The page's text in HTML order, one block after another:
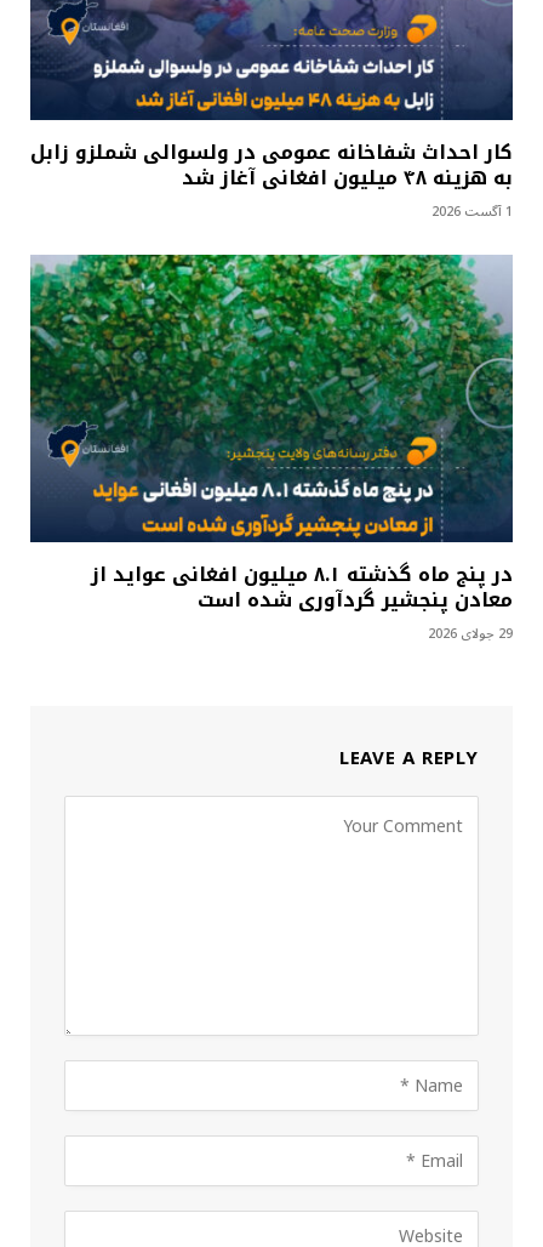
کار احداث شفاخانه عمومی در ولسوالی شملزو زابل
به هزینه ۴۸ میلیون افغانی آغاز شد
1 آگست 2026
در پنج ماه گذشته ۸.۱ میلیون افغانی عواید از
معادن پنجشیر گردآوری شده است
29 جولای 2026
LEAVE A REPLY